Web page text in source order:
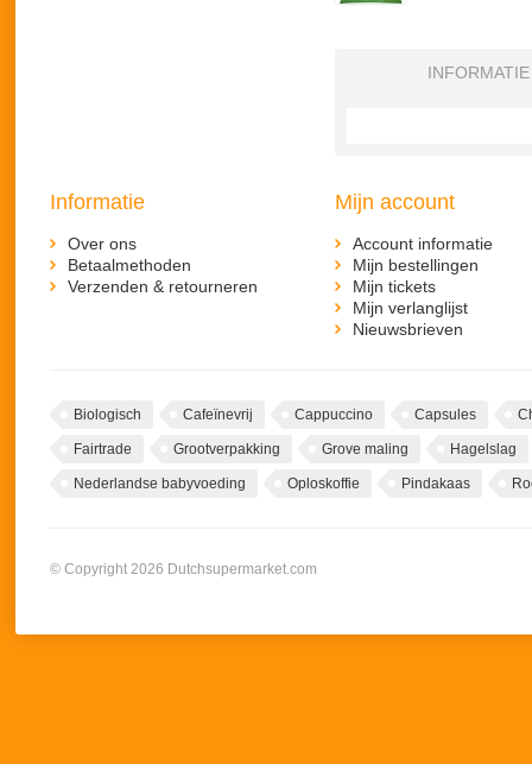
INFORMATIE
Informatie
Over ons
Betaalmethoden
Verzenden & retourneren
Mijn account
Account informatie
Mijn bestellingen
Mijn tickets
Mijn verlanglijst
Nieuwsbrieven
Biologisch Cafeïnevrij Cappuccino Capsules
Fairtrade Grootverpakking Grove maling Hagelslag
Nederlandse babyvoeding Oploskoffie Pindakaas
© Copyright 2026 Dutchsupermarket.com